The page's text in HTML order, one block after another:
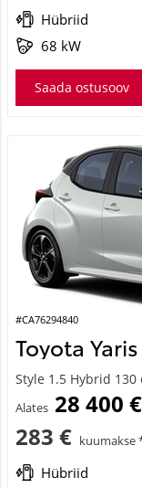
Hübriid
68 kW
Saada ostusoov
#CA76294840
Toyota Yaris
Style 1.5 Hybrid 130
Alates 28 400 €
283 € kuumakse
Hübriid